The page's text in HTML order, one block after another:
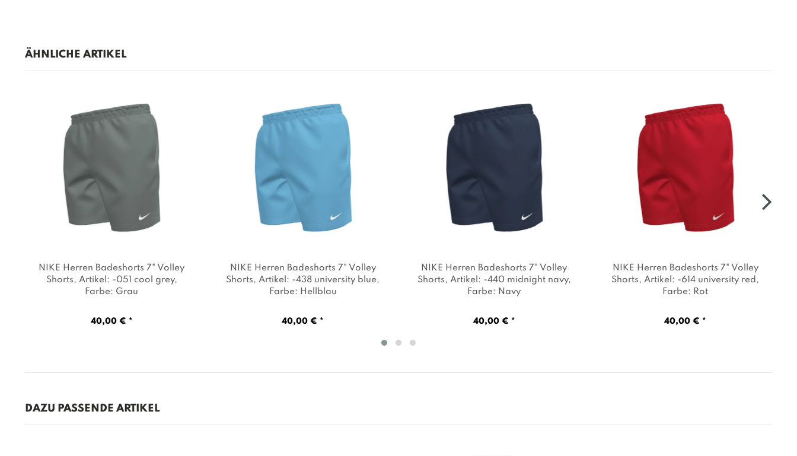
ÄHNLICHE ARTIKEL
NIKE Herren Badeshorts 7" Volley
Shorts, Artikel: -051 cool grey,
Farbe: Grau
40,00 € *
NIKE Herren Badeshorts 7" Volley
Shorts, Artikel: -438 university blue,
Farbe: Hellblau
40,00 € *
NIKE Herren Badeshorts 7" Volley
Shorts, Artikel: -440 midnight navy,
Farbe: Navy
40,00 € *
NIKE Herren Badeshorts 7" Volley
Shorts, Artikel: -614 university red ,
Farbe: Rot
40,00 € *
DAZU PASSENDE ARTIKEL